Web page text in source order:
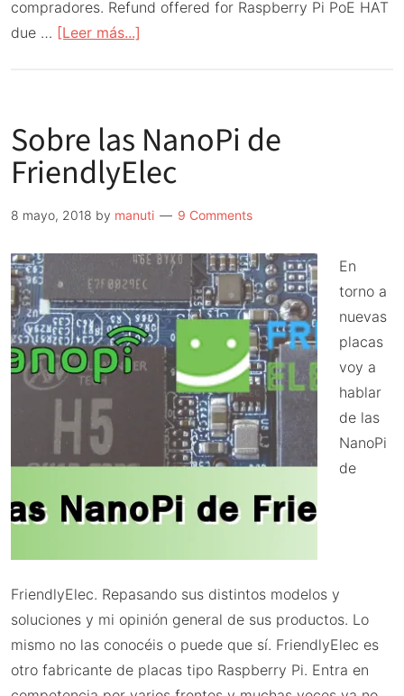
compradores. Refund offered for Raspberry Pi PoE HAT
due … [Leer más...]
otro
error
de
Raspberry
Sobre las NanoPi de
FriendlyElec
8 mayo, 2018 by manuti 9 Comments
En
torno a
nuevas
placas
voy a
hablar
de las
NanoPi
de
FriendlyElec. Repasando sus distintos modelos y
soluciones y mi opinión general de sus productos. Lo
mismo no las conocéis o puede que sí. FriendlyElec es
otro fabricante de placas tipo Raspberry Pi. Entra en